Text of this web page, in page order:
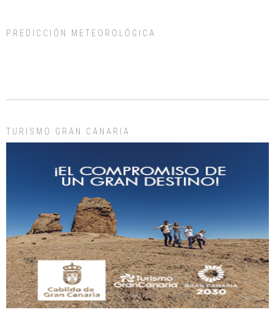
días, ella incluida...
Gato manso encontrado
Este gato macho ha aparecido en la calle hace menos de un mes, es muy
manso y extremadamente cari...
Leales.org » Gran Canaria | 9.7.2025
PREDICCIÓN METEOROLÓGICA
TURISMO GRAN CANARIA